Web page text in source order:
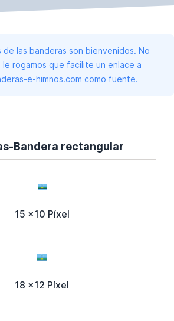
de las banderas son bienvenidos. No
rogamos que facilite un enlace a
e-himnos.com como fuente.
Bandera rectangular
15 x10 Píxel
18 x12 Píxel